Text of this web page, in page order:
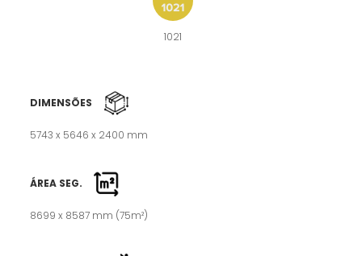
1021
DIMENSÕES
5743 x 5646 x 2400 mm
ÁREA SEG.
8699 x 8587 mm (75m²)